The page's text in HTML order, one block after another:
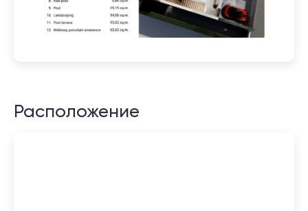
Расположение